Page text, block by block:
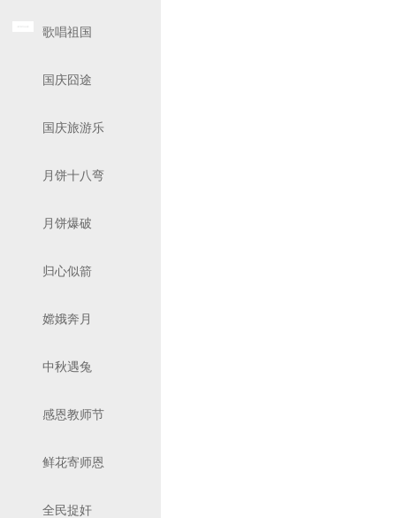
歌唱祖国
国庆囧途
国庆旅游乐
月饼十八弯
月饼爆破
归心似箭
嫦娥奔月
中秋遇兔
感恩教师节
鲜花寄师恩
全民捉奸